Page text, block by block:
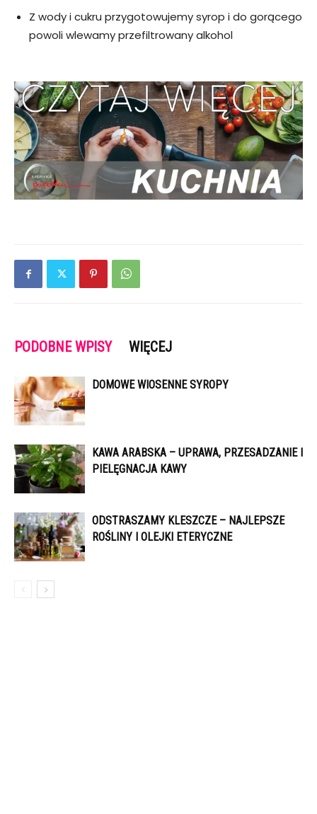
Z wody i cukru przygotowujemy syrop i do gorącego
powoli wlewamy przefiltrowany alkohol
PODOBNE WPISY WIĘCEJ
DOMOWE WIOSENNE SYROPY
KAWA ARABSKA – UPRAWA, PRZESADZANIE I
PIELĘGNACJA KAWY
ODSTRASZAMY KLESZCZE – NAJLEPSZE
ROŚLINY I OLEJKI ETERYCZNE